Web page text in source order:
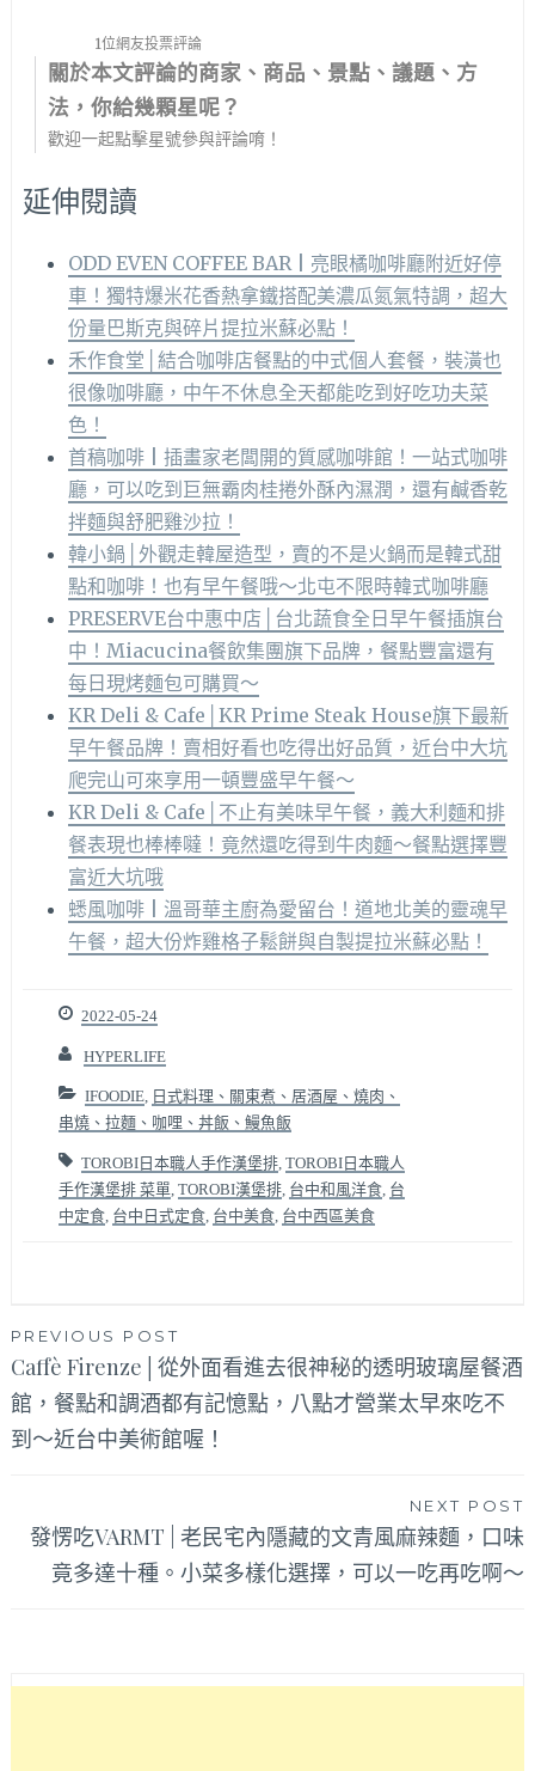
1位網友投票評論
關於本文評論的商家、商品、景點、議題、方
法，你給幾顆星呢？
歡迎一起點擊星號參與評論唷！
延伸閱讀
ODD EVEN COFFEE BAR | 亮眼橘咖啡廳附近好停
車！獨特爆米花香熱拿鐵搭配美濃瓜氮氣特調，超大
份量巴斯克與碎片提拉米蘇必點！
禾作食堂│結合咖啡店餐點的中式個人套餐，裝潢也
很像咖啡廳，中午不休息全天都能吃到好吃功夫菜
色！
首稿咖啡 | 插畫家老闆開的質感咖啡館！一站式咖啡
廳，可以吃到巨無霸肉桂捲外酥內濕潤，還有鹹香乾
拌麵與舒肥雞沙拉！
韓小鍋│外觀走韓屋造型，賣的不是火鍋而是韓式甜
點和咖啡！也有早午餐哦～北屯不限時韓式咖啡廳
PRESERVE台中惠中店│台北蔬食全日早午餐插旗台
中！Miacucina餐飲集團旗下品牌，餐點豐富還有
每日現烤麵包可購買～
KR Deli & Cafe│KR Prime Steak House旗下最新
早午餐品牌！賣相好看也吃得出好品質，近台中大坑
爬完山可來享用一頓豐盛早午餐～
KR Deli & Cafe│不止有美味早午餐，義大利麵和排
餐表現也棒棒噠！竟然還吃得到牛肉麵～餐點選擇豐
富近大坑哦
蟋風咖啡 | 溫哥華主廚為愛留台！道地北美的靈魂早
午餐，超大份炸雞格子鬆餅與自製提拉米蘇必點！
2022-05-24
HYPERLIFE
IFOODIE,
日式料理、關東煮、居酒屋、燒肉、
串燒、拉麵、咖哩、丼飯、鰻魚飯
TOROBI日本職人手作漢堡排, TOROBI日本職人
手作漢堡排 菜單 TOROBI漢堡排, 台中和風洋食, 台
中定食, 台中日式定食, 台中美食, 台中西區美食
文
章
導
PREVIOUS POST
Caffè Firenze│從外面看進去很神秘的透明玻璃屋餐酒
館，餐點和調酒都有記憶點，八點才營業太早來吃不
到～近台中美術館喔！
NEXT POST
發愣吃VARMT | 老民宅內隱藏的文青風麻辣麵，口味
竟多達十種。小菜多樣化選擇，可以一吃再吃啊～